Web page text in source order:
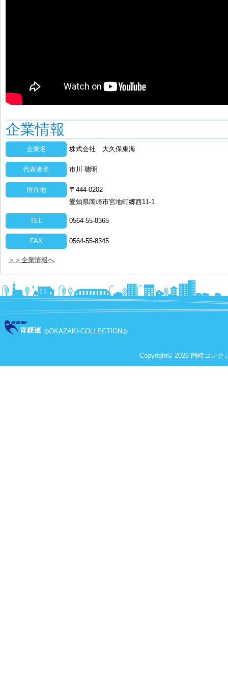
企業情報
企業名 株式会社 大久保東海
代表者名 市川 聰明
所在地
〒444-0202
愛知県岡崎市宮地町郷西11-1
TEL 0564-55-8365
FAX 0564-55-8345
＞＞企業情報へ
◎OKAZAKI-COLLECTION◎
Copyright© 2026 岡崎コレク